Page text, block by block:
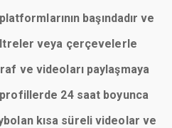
başındadır ve
veya çerçevelerle
ve videoları paylaşmaya
profillerde 24 saat boyunca
kısa süreli videolar ve